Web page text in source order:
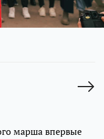
марша впервые